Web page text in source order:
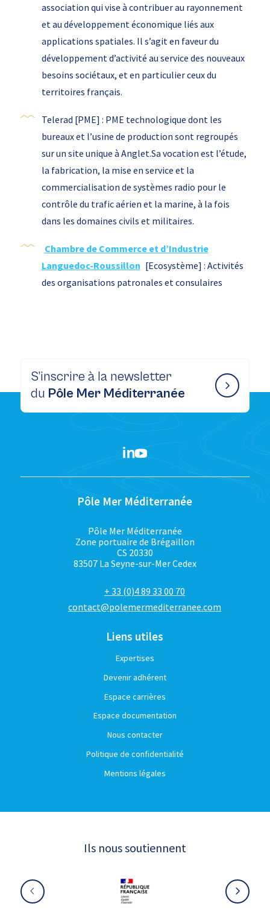
association qui vise à contribuer au rayonnement
et au développement économique liés aux
applications spatiales. Il s’agit en faveur du
développement d’activité au service des nouveaux
besoins sociétaux, et en particulier ceux du
territoires français.
Telerad [PME] : PME technologique dont les
bureaux et l’usine de production sont regroupés
sur un site unique à Anglet.Sa vocation est l’étude,
la fabrication, la mise en service et la
commercialisation de systèmes radio pour le
contrôle du trafic aérien et la marine, à la fois
dans les domaines civils et militaires.
Chambre de Commerce et d’Industrie
Languedoc-Roussillon [Ecosystème] : Activités
des organisations patronales et consulaires
S’inscrire à la newsletter
du Pôle Mer Méditerranée
Pôle Mer Méditerranée
Pôle Mer Méditerranée
Zone portuaire de Brégaillon
CS 20330
83507 La Seyne-sur-Mer Cedex
+ 33 (0)4 89 33 00 70
contact@polemermediterranee.com
Liens utiles
Expertises
Devenir adhérent
Espace carrières
Espace documentation
Nous contacter
Politique de confidentialité
Mentions légales
Ils nous soutiennent